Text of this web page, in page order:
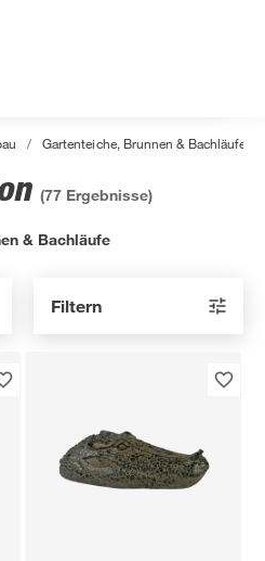
/ Gartenteiche, Brunnen & Bachläufe
(77 Ergebnisse)
& Bachläufe
Filtern